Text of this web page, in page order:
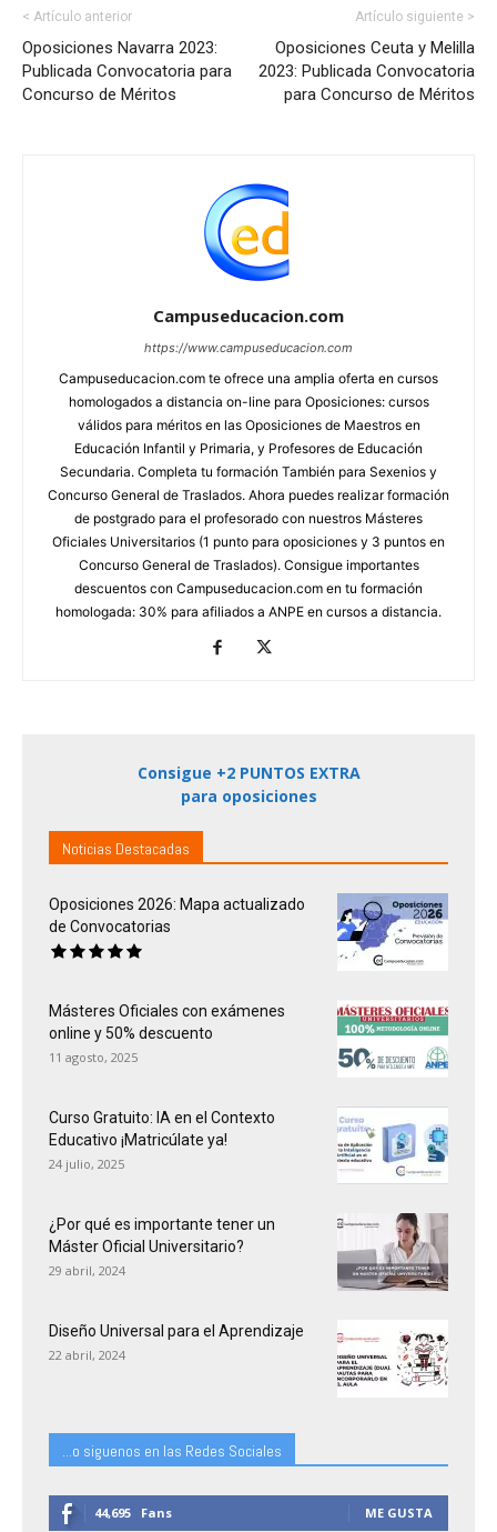
< Artículo anterior
Oposiciones Navarra 2023:
Publicada Convocatoria para
Concurso de Méritos
Artículo siguiente >
Oposiciones Ceuta y Melilla
2023: Publicada Convocatoria
para Concurso de Méritos
Campuseducacion.com
https://www.campuseducacion.com
Campuseducacion.com te ofrece una amplia oferta en cursos
homologados a distancia on-line para Oposiciones: cursos
válidos para méritos en las Oposiciones de Maestros en
Educación Infantil y Primaria, y Profesores de Educación
Secundaria. Completa tu formación También para Sexenios y
Concurso General de Traslados. Ahora puedes realizar formación
de postgrado para el profesorado con nuestros Másteres
Oficiales Universitarios (1 punto para oposiciones y 3 puntos en
Concurso General de Traslados). Consigue importantes
descuentos con Campuseducacion.com en tu formación
homologada: 30% para afiliados a ANPE en cursos a distancia.
Consigue +2 PUNTOS EXTRA
para oposiciones
Noticias Destacadas
Oposiciones 2026: Mapa actualizado
de Convocatorias
Másteres Oficiales con exámenes
online y 50% descuento
11 agosto, 2025
Curso Gratuito: IA en el Contexto
Educativo ¡Matricúlate ya!
24 julio, 2025
¿Por qué es importante tener un
Máster Oficial Universitario?
29 abril, 2024
Diseño Universal para el Aprendizaje
22 abril, 2024
...o siguenos en las Redes Sociales
44,695 Fans ME GUSTA